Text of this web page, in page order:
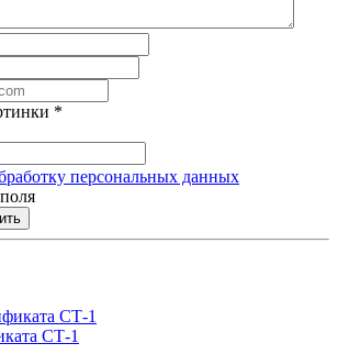
*
персональных данных
СТ-1